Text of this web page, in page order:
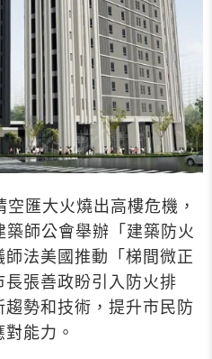
匯大火燒出高樓危機，
師公會舉辦「建築防火
法美國推動「梯間微正
張善政盼引入防火排
勢和技術，提升市民防
能力。